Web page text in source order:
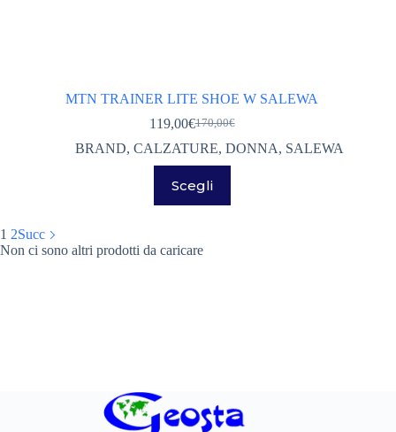
MTN TRAINER LITE SHOE W SALEWA
170,00€
Il
prezzo
era:
170,00€.
119,00€Il
prezzo
119,00€.
BRAND,CALZATURE,DONNA, SALEWA
Scegli
prodotto
ha
Le
1 2Succ
Non ci sono altri prodotti da caricare